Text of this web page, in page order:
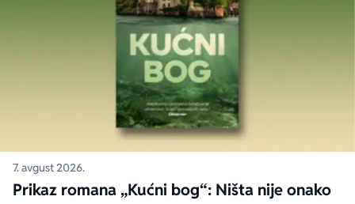
7. avgust 2026.
Prikaz romana „Kućni bog“: Ništa nije onako